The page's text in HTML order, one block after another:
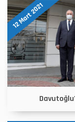
12 Mart 2021